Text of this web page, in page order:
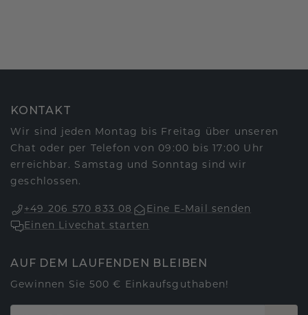
KONTAKT
Wir sind jeden Montag bis Freitag über unseren
Chat oder per Telefon von 09:00 bis 17:00 Uhr
erreichbar. Samstag und Sonntag sind wir
geschlossen.
+49 206 570 833 08
Eine E-Mail senden
Einen Livechat starten
AUF DEM LAUFENDEN BLEIBEN
Gewinnen Sie 500 € Einkaufsguthaben!